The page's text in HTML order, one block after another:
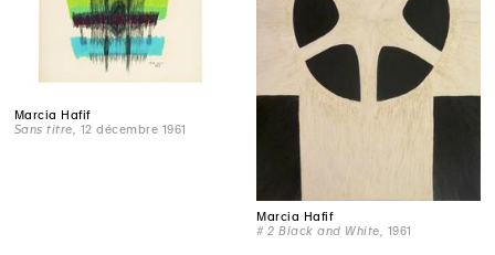
Marcia Hafif
Sans titre , 12 décembre 1961
Marcia Hafif
# 2 Black and White , 1961